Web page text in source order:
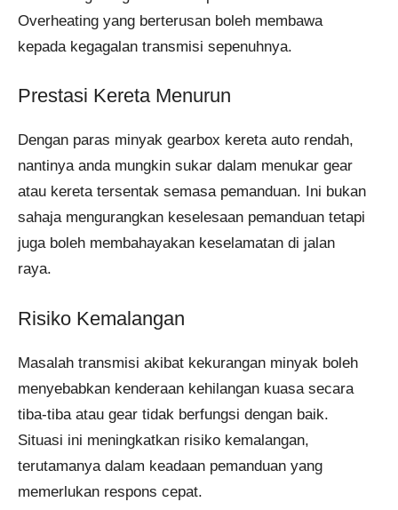
Overheating yang berterusan boleh membawa
kepada kegagalan transmisi sepenuhnya.
Prestasi Kereta Menurun
Dengan paras minyak gearbox kereta auto rendah,
nantinya anda mungkin sukar dalam menukar gear
atau kereta tersentak semasa pemanduan. Ini bukan
sahaja mengurangkan keselesaan pemanduan tetapi
juga boleh membahayakan keselamatan di jalan
raya.
Risiko Kemalangan
Masalah transmisi akibat kekurangan minyak boleh
menyebabkan kenderaan kehilangan kuasa secara
tiba-tiba atau gear tidak berfungsi dengan baik.
Situasi ini meningkatkan risiko kemalangan,
terutamanya dalam keadaan pemanduan yang
memerlukan respons cepat.